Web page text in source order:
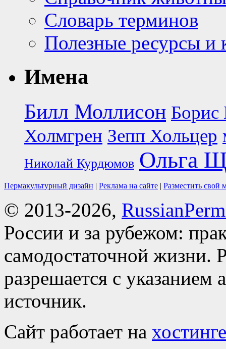
Словарь терминов
Полезные ресурсы и
Имена
Билл Моллисон Борис
Холмгрен Зепп Хольцер
Николай Курдюмов Ольга
Пермакультурный дизайн | Реклама на сайте | Разместить свой
© 2013-2026,
России и за рубежом:
самодостаточной жизни.
разрешается с указанием
источник.
Сайт работает на